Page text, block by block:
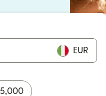
EUR
5,000